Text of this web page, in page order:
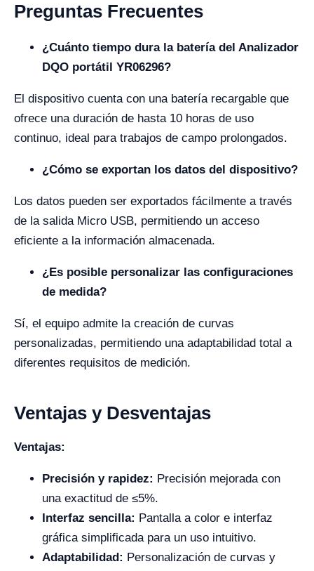
Preguntas Frecuentes
¿Cuánto tiempo dura la batería del Analizador
DQO portátil YR06296?
El dispositivo cuenta con una batería recargable que
ofrece una duración de hasta 10 horas de uso
continuo, ideal para trabajos de campo prolongados.
¿Cómo se exportan los datos del dispositivo?
Los datos pueden ser exportados fácilmente a través
de la salida Micro USB, permitiendo un acceso
eficiente a la información almacenada.
¿Es posible personalizar las configuraciones
de medida?
Sí, el equipo admite la creación de curvas
personalizadas, permitiendo una adaptabilidad total a
diferentes requisitos de medición.
Ventajas y Desventajas
Ventajas:
Precisión y rapidez: Precisión mejorada con
una exactitud de ≤5%.
Interfaz sencilla: Pantalla a color e interfaz
gráfica simplificada para un uso intuitivo.
Adaptabilidad: Personalización de curvas y